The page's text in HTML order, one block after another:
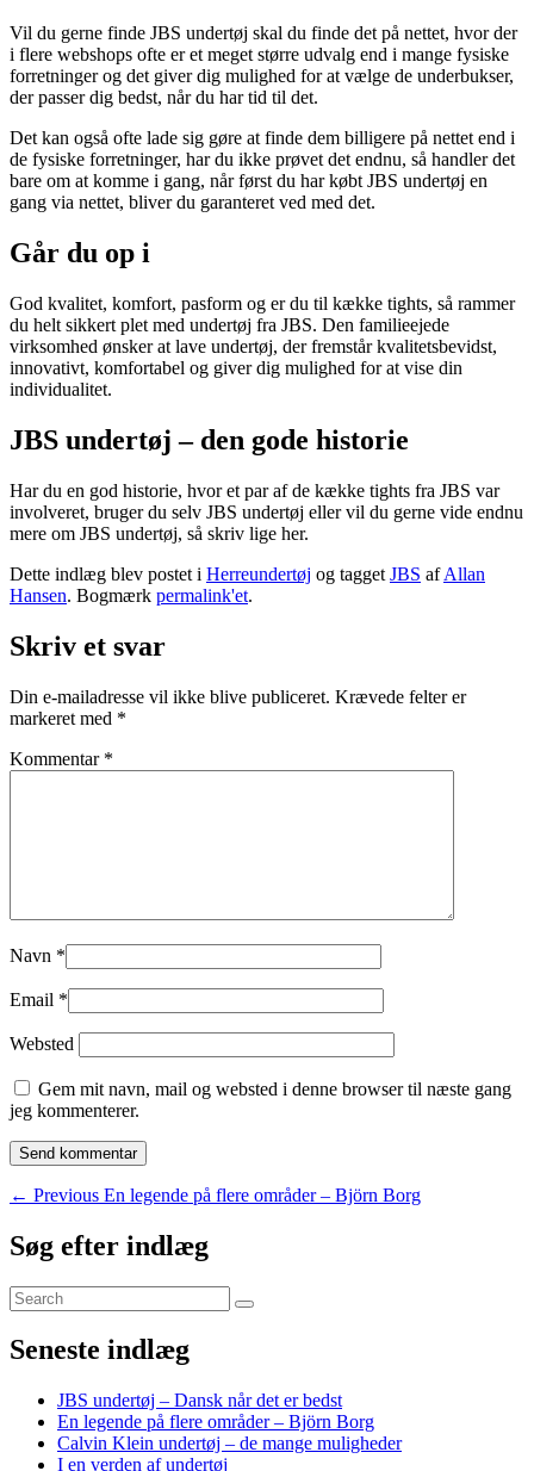
Vil du gerne finde JBS undertøj skal du finde det på nettet, hvor der
i flere webshops ofte er et meget større udvalg end i mange fysiske
forretninger og det giver dig mulighed for at vælge de underbukser,
der passer dig bedst, når du har tid til det.
Det kan også ofte lade sig gøre at finde dem billigere på nettet end i
de fysiske forretninger, har du ikke prøvet det endnu, så handler det
bare om at komme i gang, når først du har købt JBS undertøj en
gang via nettet, bliver du garanteret ved med det.
Går du op i
God kvalitet, komfort, pasform og er du til kække tights, så rammer
du helt sikkert plet med undertøj fra JBS. Den familieejede
virksomhed ønsker at lave undertøj, der fremstår kvalitetsbevidst,
innovativt, komfortabel og giver dig mulighed for at vise din
individualitet.
JBS undertøj – den gode historie
Har du en god historie, hvor et par af de kække tights fra JBS var
involveret, bruger du selv JBS undertøj eller vil du gerne vide endnu
mere om JBS undertøj, så skriv lige her.
Dette indlæg blev postet i Herreundertøj og tagget JBS afAllan
Hansen. Bogmærk permalink'et.
Skriv et svar
Din e-mailadresse vil ikke blive publiceret. Krævede felter er
markeret med *
Kommentar *
Navn *
Email *
Websted
Gem mit navn, mail og websted i denne browser til næste gang
jeg kommenterer.
Indlægsnavigation
← Previous Previous
En legende på flere områder – Björn Borg
Primary
Widget
Area
Søg efter indlæg
Search
for:
Søg
Seneste indlæg
JBS undertøj – Dansk når det er bedst
En legende på flere områder – Björn Borg
Calvin Klein undertøj – de mange muligheder
I en verden af undertøj